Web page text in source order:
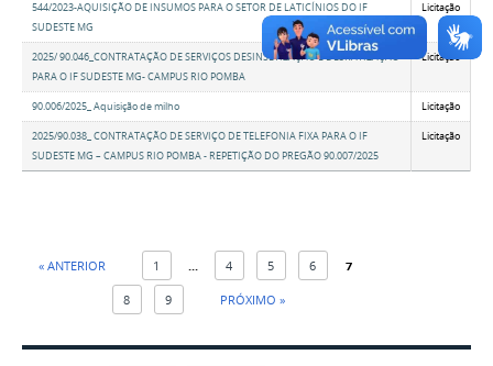
544/2023-AQUISIÇÃO DE INSUMOS PARA O SETOR DE LATICÍNIOS DO IF
SUDESTE MG
Licitação
2025/ 90.046_CONTRATAÇÃO DE SERVIÇOS DESINSETIZAÇÃO E DESRATIZAÇÃO
PARA O IF SUDESTE MG- CAMPUS RIO POMBA
Licitação
90.006/2025_ Aquisição de milho Licitação
2025/90.038_ CONTRATAÇÃO DE SERVIÇO DE TELEFONIA FIXA PARA O IF
SUDESTE MG – CAMPUS RIO POMBA - REPETIÇÃO DO PREGÃO 90.007/2025
Licitação
« ANTERIOR 1 ... 4 5 6 7
8 9 PRÓXIMO »